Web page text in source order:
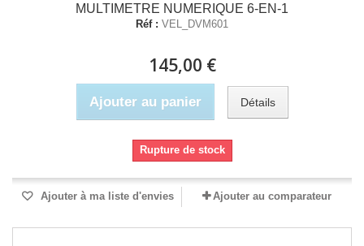
MULTIMETRE NUMERIQUE 6-EN-1
Réf : VEL_DVM601
145,00 €
Ajouter au panier Détails
Rupture de stock
Ajouter à ma liste d'envies Ajouter au comparateur